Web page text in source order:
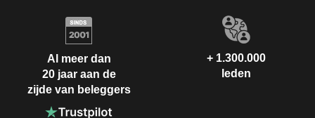
Al meer dan
20 jaar aan de
zijde van beleggers
+ 1.300.000
leden